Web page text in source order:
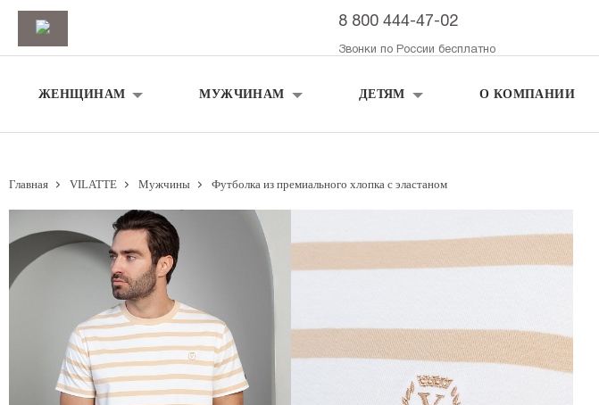
8 800 444-47-02
Звонки по России бесплатно
ЖЕНЩИНАМ МУЖЧИНАМ ДЕТЯМ О КОМПАНИИ
Главная VILATTE Мужчины Футболка из премиального хлопка с эластаном